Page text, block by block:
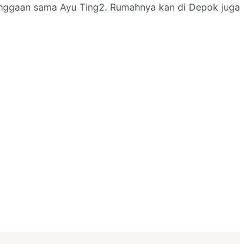
sama Ayu Ting2. Rumahnya kan di Depok juga